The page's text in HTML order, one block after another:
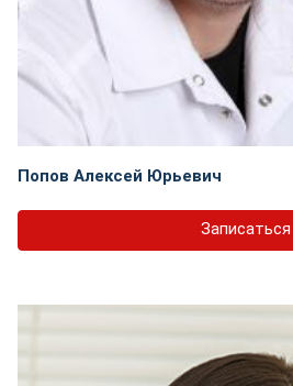
Попов Алексей Юрьевич
Записаться